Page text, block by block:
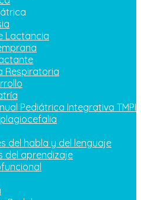
Lactancia
Respiratoria
Pediátrica Integrativa TMPI
del habla y del lenguaje
del aprendizaje